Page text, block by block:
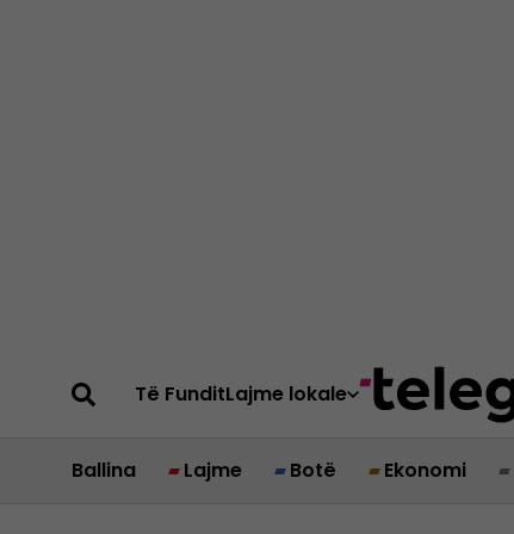
Të FunditLajme lokale
Ballina Lajme Botë Ekonomi